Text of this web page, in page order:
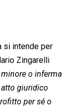
si intende per
Zingarelli
o inferma
giuridico
per sé o